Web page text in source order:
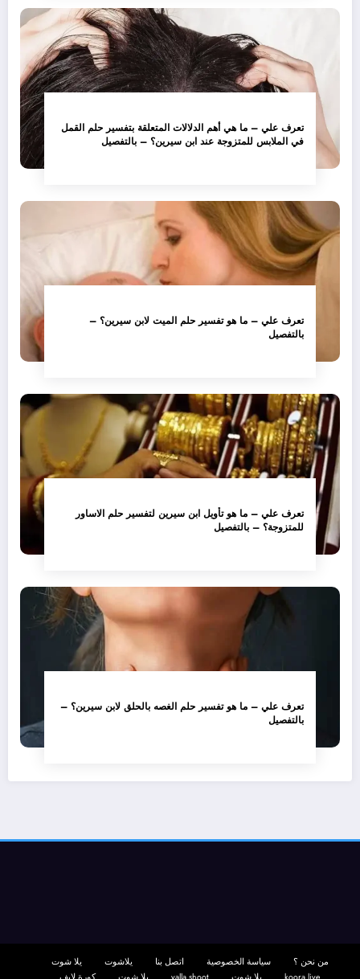
تعرف علي – ما هي أهم الدلالات المتعلقة بتفسير حلم القمل
في الملابس للمتزوجة عند ابن سيرين؟ – بالتفصيل
تعرف علي – ما هو تفسير حلم الميت لابن سيرين؟ –
بالتفصيل
تعرف علي – ما هو تأويل ابن سيرين لتفسير حلم الاساور
للمتزوجة؟ – بالتفصيل
تعرف علي – ما هو تفسير حلم الغصه بالحلق لابن سيرين؟ –
بالتفصيل
من نحن ؟ سياسة الخصوصية اتصل بنا يلاشوت
يلا شوت